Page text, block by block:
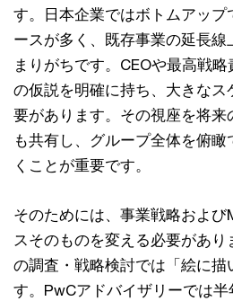
す。日本企業ではボトムアップ
ースが多く、既存事業の延長
まりがちです。CEOや最高戦
の仮説を明確に持ち、大きな
要があります。その視座を将来
も共有し、グループ全体を俯
くことが重要です。
そのためには、事業戦略および
スそのものを変える必要があ
の調査・戦略検討では「絵に
す。PwCアドバイザリーでは